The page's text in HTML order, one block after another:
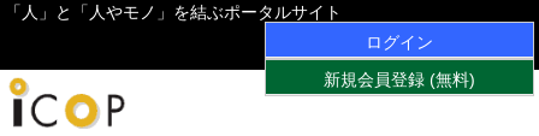
「人」と「人やモノ」を結ぶポータルサイト
ログイン
新規会員登録 (無料)